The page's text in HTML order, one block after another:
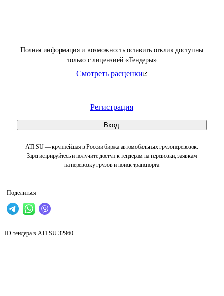
Полная информация и возможность оставить отклик доступны
только с лицензией «Тендеры»
Смотреть расценки
Регистрация
Вход
ATI.SU — крупнейшая в России биржа автомобильных грузоперевозок.
Зарегистрируйтесь и получите доступ к тендерам на перевозки, заявкам
на перевозку грузов и поиск транспорта
Поделиться
ID тендера в ATI.SU 32960